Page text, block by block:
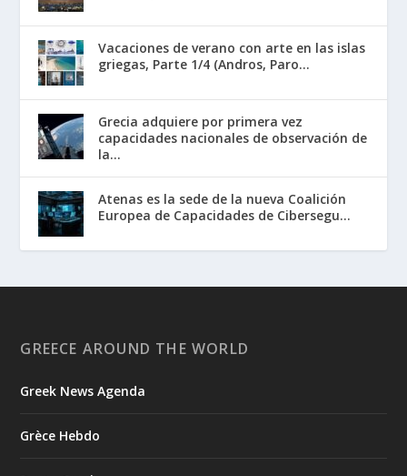
Vacaciones de verano con arte en las islas
griegas, Parte 1/4 (Andros, Paro...
Grecia adquiere por primera vez
capacidades nacionales de observación de
la...
Atenas es la sede de la nueva Coalición
Europea de Capacidades de Cibersegu...
GREECE AROUND THE WORLD
Greek News Agenda
Grèce Hebdo